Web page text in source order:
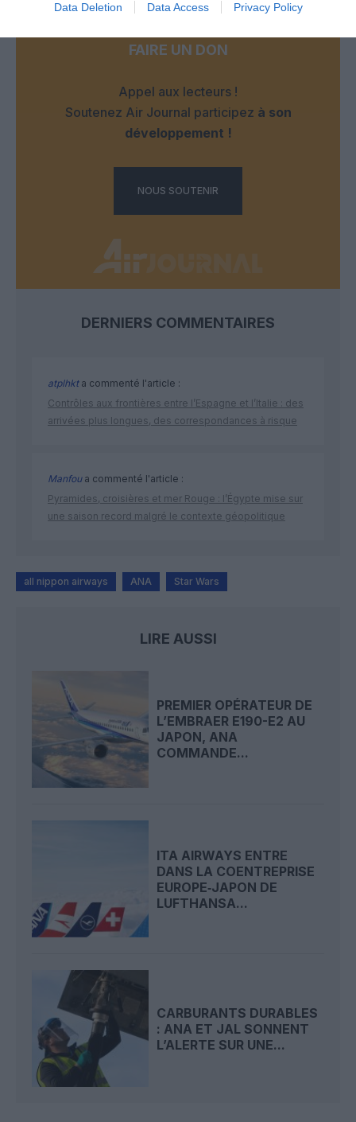
Data Deletion Data Access Privacy Policy
FAIRE UN DON
Appel aux lecteurs !
Soutenez Air Journal participez à son
développement !
NOUS SOUTENIR
DERNIERS COMMENTAIRES
atplhkta commenté l'article :
Contrôles aux frontières entre l’Espagne et l’Italie : des
arrivées plus longues, des correspondances à risque
Manfoua commenté l'article :
Pyramides, croisières et mer Rouge : l’Égypte mise sur
une saison record malgré le contexte géopolitique
all nippon airways ANA Star Wars
LIRE AUSSI
PREMIER OPÉRATEUR DE
L’EMBRAER E190-E2 AU
JAPON, ANA
COMMANDE...
ITA AIRWAYS ENTRE
DANS LA COENTREPRISE
EUROPE‑JAPON DE
LUFTHANSA...
CARBURANTS DURABLES
: ANA ET JAL SONNENT
L’ALERTE SUR UNE...